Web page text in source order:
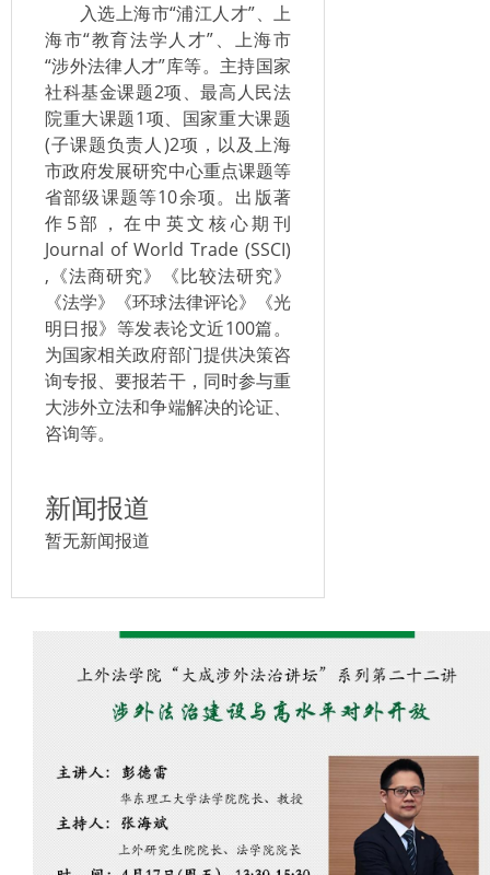
入选上海市“浦江人才”、上
海市“教育法学人才”、上海市
“涉外法律人才”库等。主持国家
社科基金课题2项、最高人民法
院重大课题1项、国家重大课题
(子课题负责人)2项，以及上海
市政府发展研究中心重点课题等
省部级课题等10余项。出版著
作5部，在中英文核心期刊
Journal of World Trade (SSCI)
,《法商研究》《比较法研究》
《法学》《环球法律评论》《光
明日报》等发表论文近100篇。
为国家相关政府部门提供决策咨
询专报、要报若干，同时参与重
大涉外立法和争端解决的论证、
咨询等。
新闻报道
暂无新闻报道